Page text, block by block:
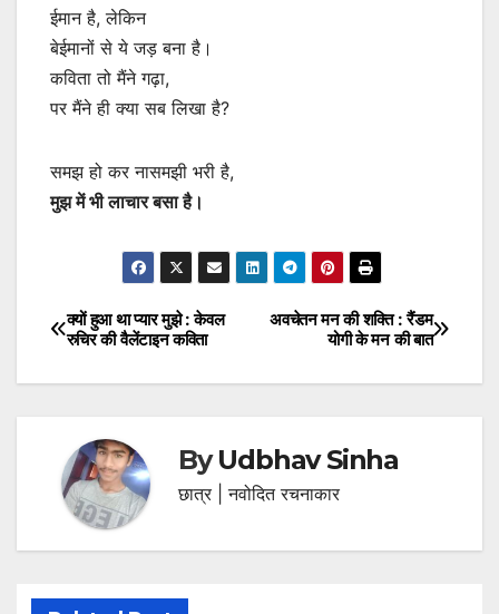
ईमान है, लेकिन
बेईमानों से ये जड़ बना है।
कविता तो मैंने गढ़ा,
पर मैंने ही क्या सब लिखा है?
समझ हो कर नासमझी भरी है,
मुझ में भी लाचार बसा है।
Post
navigation
अवचेतन मन की शक्ति : रैंडम
योगी के मन की बात
क्यों हुआ था प्यार मुझे : केवल
रुचिर की वैलेंटाइन कविता
ByUdbhav Sinha
छात्र | नवोदित रचनाकार